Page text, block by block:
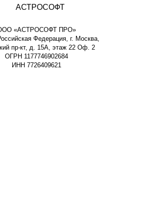
«АСТРОСОФТ ПРО»
Федерация, г. Москва,
пр-кт, д. 15А, этаж 22 Оф. 2
ОГРН 1177746902684
ИНН 7726409621